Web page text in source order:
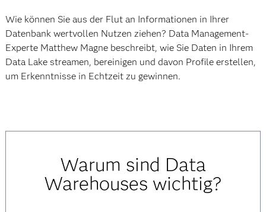
Wie können Sie aus der Flut an Informationen in Ihrer
Datenbank wertvollen Nutzen ziehen? Data Management-
Experte Matthew Magne beschreibt, wie Sie Daten in Ihrem
Data Lake streamen, bereinigen und davon Profile erstellen,
um Erkenntnisse in Echtzeit zu gewinnen.
Warum sind Data
Warehouses wichtig?